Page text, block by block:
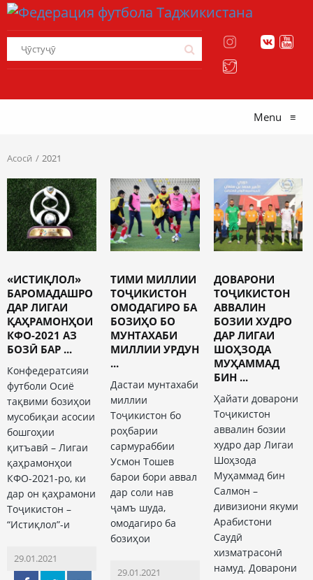
Menu ≡
Асосӣ 2021
«ИСТИҚЛОЛ»
БАРОМАДАШРО
ДАР ЛИГАИ
ҚАҲРАМОНҲОИ
КФО-2021 АЗ
БОЗӢ БАР ...
Конфедератсияи
футболи Осиё
тақвими бозиҳои
мусобиқаи асосии
бошгоҳии
қитъавӣ – Лигаи
қаҳрамонҳои
КФО-2021-ро, ки
дар он қаҳрамони
Тоҷикистон –
“Истиқлол”-и
29.01.2021
ТИМИ МИЛЛИИ
ТОҶИКИСТОН
ОМОДАГИРО БА
БОЗИҲО БО
МУНТАХАБИ
МИЛЛИИ УРДУН
...
Дастаи мунтахаби
миллии
Тоҷикистон бо
роҳбарии
сармураббии
Усмон Тошев
барои бори аввал
дар соли нав
ҷамъ шуда,
омодагиро ба
бозиҳои
29.01.2021
ДОВАРОНИ
ТОҶИКИСТОН
АВВАЛИН
БОЗИИ ХУДРО
ДАР ЛИГАИ
ШОҲЗОДА
МУҲАММАД
БИН ...
Ҳайати доварони
Тоҷикистон
аввалин бозии
худро дар Лигаи
Шоҳзода
Муҳаммад бин
Салмон –
дивизиони якуми
Арабистони
Саудӣ
хизматрасонӣ
намуд. Доварони